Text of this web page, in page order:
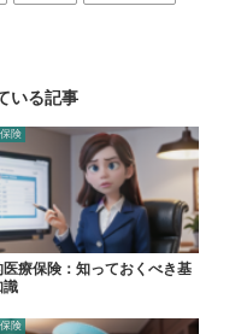
いる記事
険
医療保険：知っておくべき基
識
険